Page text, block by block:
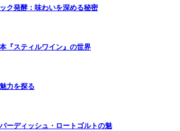
ク発酵：味わいを深める秘密
『スティルワイン』の世界
力を探る
ーディッシュ・ロートゴルトの魅